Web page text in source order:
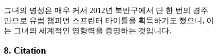
그녀의 명성은 매우 커서 2012년 북반구에서 단 한 번의 경주
만으로 유럽 챔피언 스프린터 타이틀을 획득하기도 했으니, 이
는 그녀의 세계적인 영향력을 증명하는 것입니다.
8. Citation